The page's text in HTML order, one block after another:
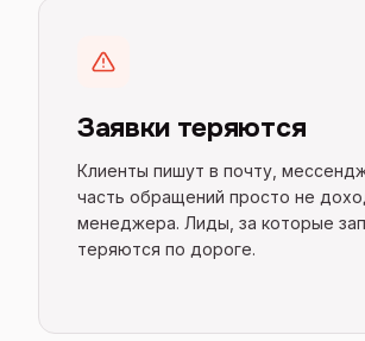
Заявки теряются
Клиенты пишут в почту,
часть обращений просто не
менеджера. Лиды, за которые
теряются по дороге.